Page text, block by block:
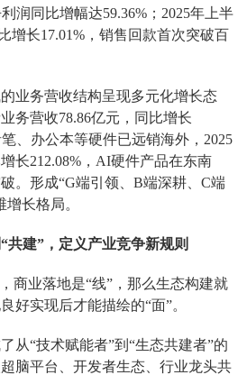
润同比增幅达59.36%；2025年上半
增长17.01%，销售回款首次突破百
业务营收结构呈现多元化增长态
务营收78.86亿元，同比增长
、办公本等硬件已远销海外，2025
长212.08%，AI硬件产品在东南
。形成“G端引领、B端深耕、C端
长格局。
共建”，定义产业竞争新规则
商业落地是“线”，那么生态构建就
好实现后才能描绘的“面”。
从“技术赋能者”到“生态共建者”的
脑平台、开发者生态、行业龙头共